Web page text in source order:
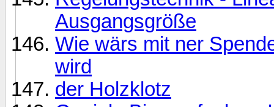
Ausgangsgröße
Wie wärs mit ner
wird
der Holzklotz